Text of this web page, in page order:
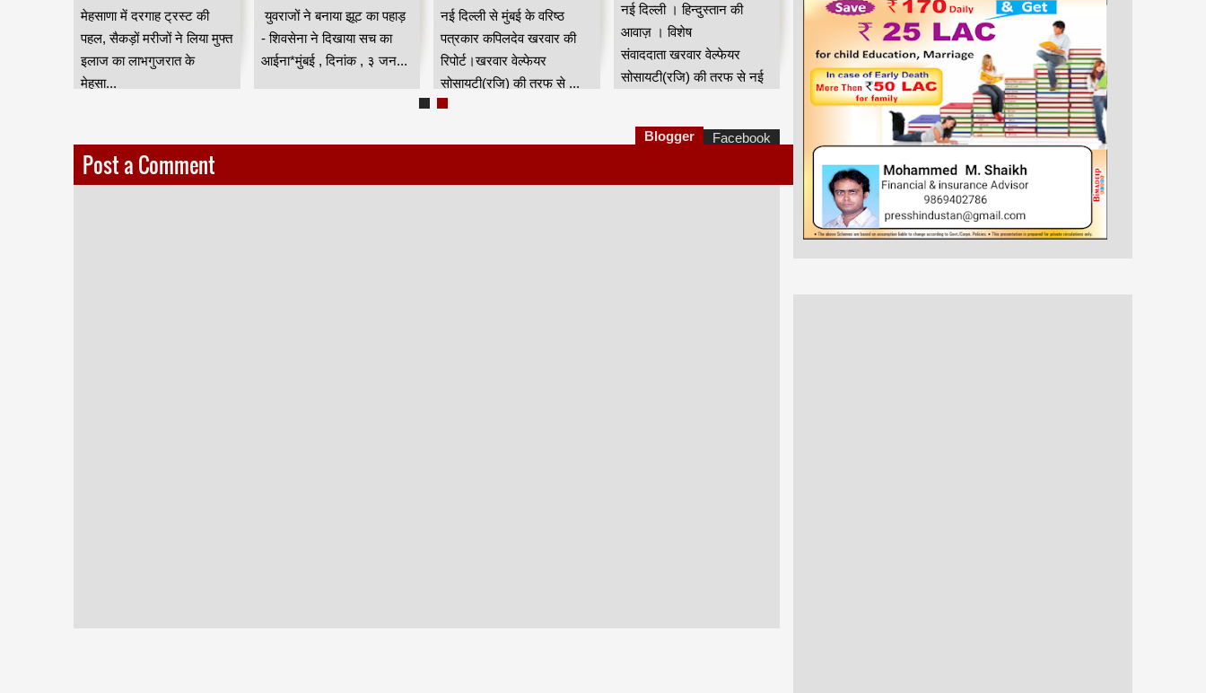
उमड़ी भीड़ HKA
मेहसाणा में दरगाह ट्रस्ट की
पहल, सैकड़ों मरीजों ने लिया मुफ्त
इलाज का लाभगुजरात के
मेहसा...
शेवाले
युवराजों ने बनाया झूट का पहाड़
- शिवसेना ने दिखाया सच का
आईना*मुंबई , दिनांक , ३ जन...
नई दिल्ली से मुंबई के वरिष्ठ
पत्रकार कपिलदेव खरवार की
रिपोर्ट।खरवार वेल्फेयर
सोसायटी(रजि) की तरफ से ...
नई दिल्ली । हिन्दुस्तान की
आवाज़ । विशेष
संवाददाता खरवार वेल्फेयर
सोसायटी(रजि) की तरफ से नई
Post a Comment
Blogger Facebook